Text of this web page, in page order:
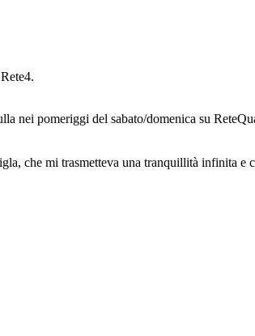
nei pomeriggi del sabato/domenica su
che mi trasmetteva una tranquillità infinita